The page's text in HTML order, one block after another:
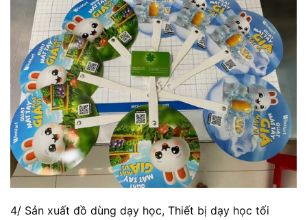
4/ Sản xuất đồ dùng dạy học, Thiết bị dạy học tối